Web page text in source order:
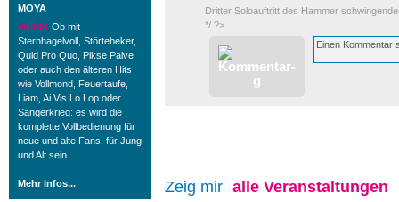
MOYA
MUSIK Ob mit
Sternhagelvoll, Störtebeker,
Quid Pro Quo, Pikse Palve
oder auch den älteren Hits
wie Vollmond, Feuertaufe,
Liam, Ai Vis Lo Lop oder
Sängerkrieg: es wird die
komplette Vollbedienung für
neue und alte Fans, für Jung
und Alt sein.
Mehr Infos...
Dritter Soloauftritt des Hammer
*/ ?>
Zeig mir alle Veranstaltungen